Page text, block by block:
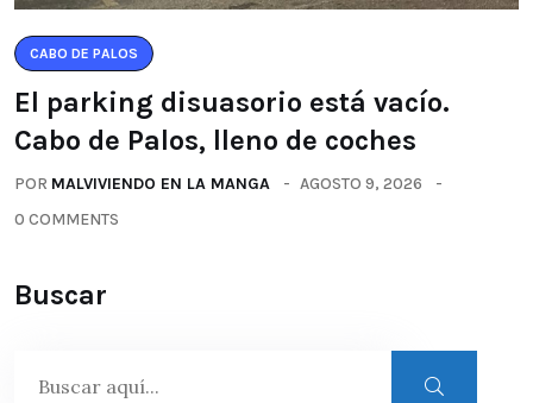
CABO DE PALOS
El parking disuasorio está vacío.
Cabo de Palos, lleno de coches
POR MALVIVIENDO EN LA MANGA
AGOSTO 9, 2026
0 COMMENTS
Buscar